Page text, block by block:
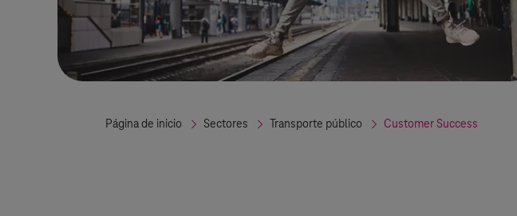
Página de inicio Sectores Transporte público Customer Success